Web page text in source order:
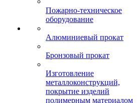
Пожарно-техническое
оборудование
Алюминиевый прокат
Бронзовый прокат
Изготовление
металлоконструкций,
покрытие изделий
полимерным материалом